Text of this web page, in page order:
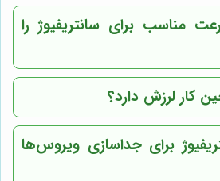
مناسب برای سانتریفیوژ را
کار لرزش دارد؟
برای جداسازی ویروس‌ها